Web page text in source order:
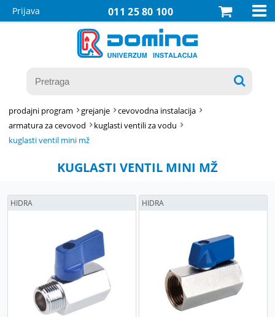
011 25 80 100
Prijava 

prodajni program grejanje
cevovodna instalacija
armatura za cevovod
kuglasti ventili za vodu
kuglasti ventil mini mž
KUGLASTI VENTIL MINI MŽ
HIDRA HIDRA